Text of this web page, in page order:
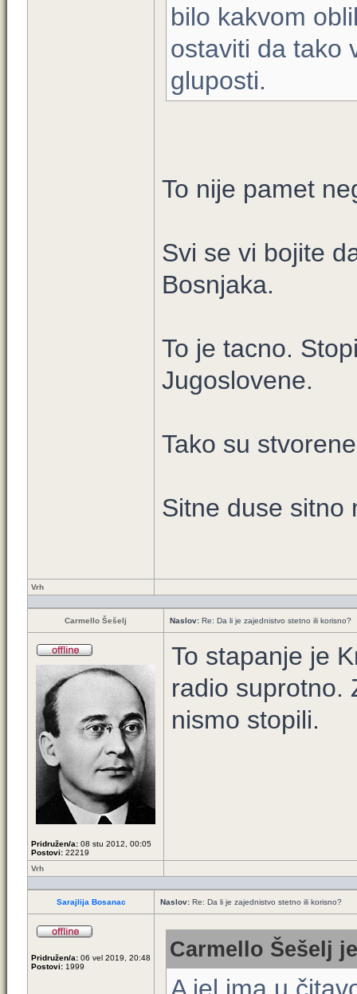
bilo kakvom
ostaviti da tako
gluposti.
To nije pamet
Svi se vi bojite
Bosnjaka.
To je tacno.
Jugoslovene.
Tako su
Sitne duse sitno
Vrh
Carmello Šešelj Naslov: Re: Da li je zajednistvo stetno ili korisno?
Pridružen/a: 08 stu 2012, 00:05
Postovi: 22219
To stapanje je
radio suprotno.
nismo stopili.
Vrh
Sarajlija Bosanac Naslov: Re: Da li je zajednistvo stetno ili korisno?
Pridružen/a: 06 vel 2019, 20:48
Postovi: 1999
Carmello Šešelj